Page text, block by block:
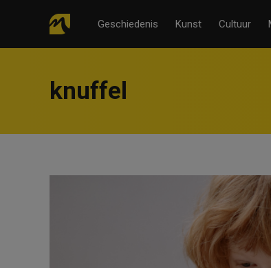
Geschiedenis Kunst Cultuur
knuffel